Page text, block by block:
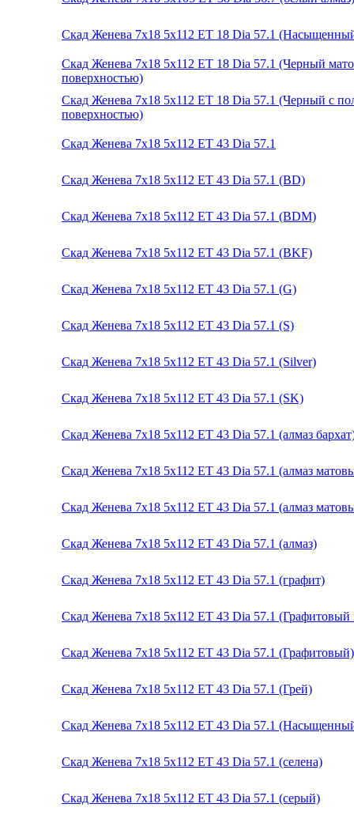
Скад Женева 7x18 5x112 ET 18 Dia 57.1
Скад Женева 7x18 5x112 ET 18 Dia 57.1 (Черный
поверхностью)
Скад Женева 7x18 5x112 ET 18 Dia 57.1 (Черный с
поверхностью)
Скад Женева 7x18 5x112 ET 43 Dia 57.1
Скад Женева 7x18 5x112 ET 43 Dia 57.1 (BD)
Скад Женева 7x18 5x112 ET 43 Dia 57.1 (BDM)
Скад Женева 7x18 5x112 ET 43 Dia 57.1 (BKF)
Скад Женева 7x18 5x112 ET 43 Dia 57.1 (G)
Скад Женева 7x18 5x112 ET 43 Dia 57.1 (S)
Скад Женева 7x18 5x112 ET 43 Dia 57.1 (Silver)
Скад Женева 7x18 5x112 ET 43 Dia 57.1 (SK)
Скад Женева 7x18 5x112 ET 43 Dia 57.1 (алмаз
Скад Женева 7x18 5x112 ET 43 Dia 57.1 (алмаз
Скад Женева 7x18 5x112 ET 43 Dia 57.1 (алмаз
Скад Женева 7x18 5x112 ET 43 Dia 57.1 (алмаз)
Скад Женева 7x18 5x112 ET 43 Dia 57.1 (графит)
Скад Женева 7x18 5x112 ET 43 Dia 57.1
Скад Женева 7x18 5x112 ET 43 Dia 57.1 (Графитовый)
Скад Женева 7x18 5x112 ET 43 Dia 57.1 (Грей)
Скад Женева 7x18 5x112 ET 43 Dia 57.1
Скад Женева 7x18 5x112 ET 43 Dia 57.1 (селена)
Скад Женева 7x18 5x112 ET 43 Dia 57.1 (серый)